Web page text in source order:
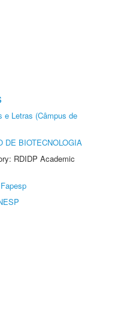
e Letras (Câmpus de
DE BIOTECNOLOGIA
RDIDP Academic
Fapesp